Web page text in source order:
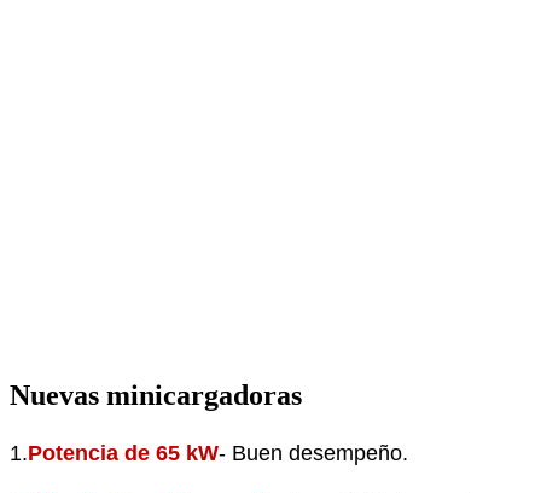
Nuevas minicargadoras
1.Potencia de 65 kW- Buen desempeño.